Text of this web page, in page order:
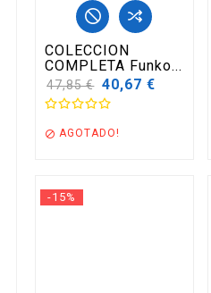
COLECCION
COMPLETA Funko...
Precio
base
47,85 € 40,67 €
 AGOTADO!
-15%